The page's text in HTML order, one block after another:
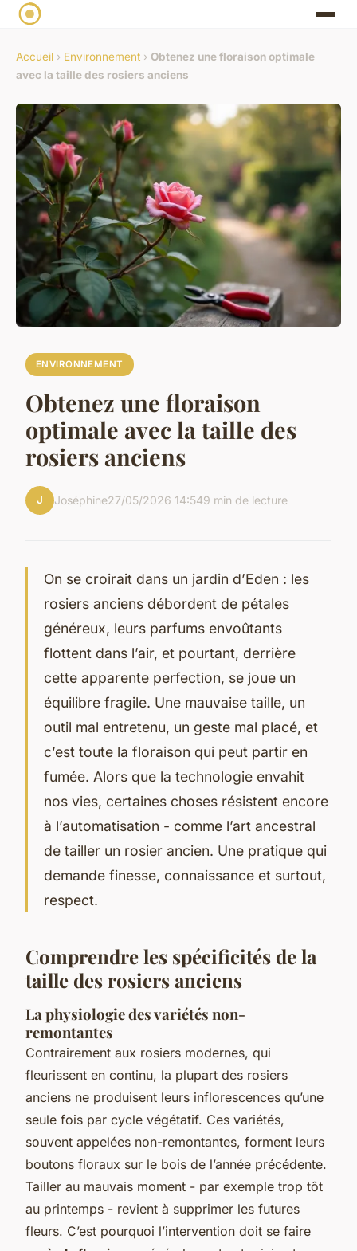
Accueil › Environnement › Obtenez une floraison optimale
avec la taille des rosiers anciens
ENVIRONNEMENT
Obtenez une floraison
optimale avec la taille des
rosiers anciens
J Joséphine27/05/2026 14:549 min de lecture
On se croirait dans un jardin d’Eden : les
rosiers anciens débordent de pétales
généreux, leurs parfums envoûtants
flottent dans l’air, et pourtant, derrière
cette apparente perfection, se joue un
équilibre fragile. Une mauvaise taille, un
outil mal entretenu, un geste mal placé, et
c’est toute la floraison qui peut partir en
fumée. Alors que la technologie envahit
nos vies, certaines choses résistent encore
à l’automatisation - comme l’art ancestral
de tailler un rosier ancien. Une pratique qui
demande finesse, connaissance et surtout,
respect.
Comprendre les spécificités de la
taille des rosiers anciens
La physiologie des variétés non-
remontantes
Contrairement aux rosiers modernes, qui
fleurissent en continu, la plupart des rosiers
anciens ne produisent leurs inflorescences qu’une
seule fois par cycle végétatif. Ces variétés,
souvent appelées non-remontantes, forment leurs
boutons floraux sur le bois de l’année précédente.
Tailler au mauvais moment - par exemple trop tôt
au printemps - revient à supprimer les futures
fleurs. C’est pourquoi l’intervention doit se faire